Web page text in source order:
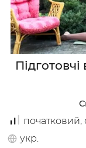
початковий,
укр.